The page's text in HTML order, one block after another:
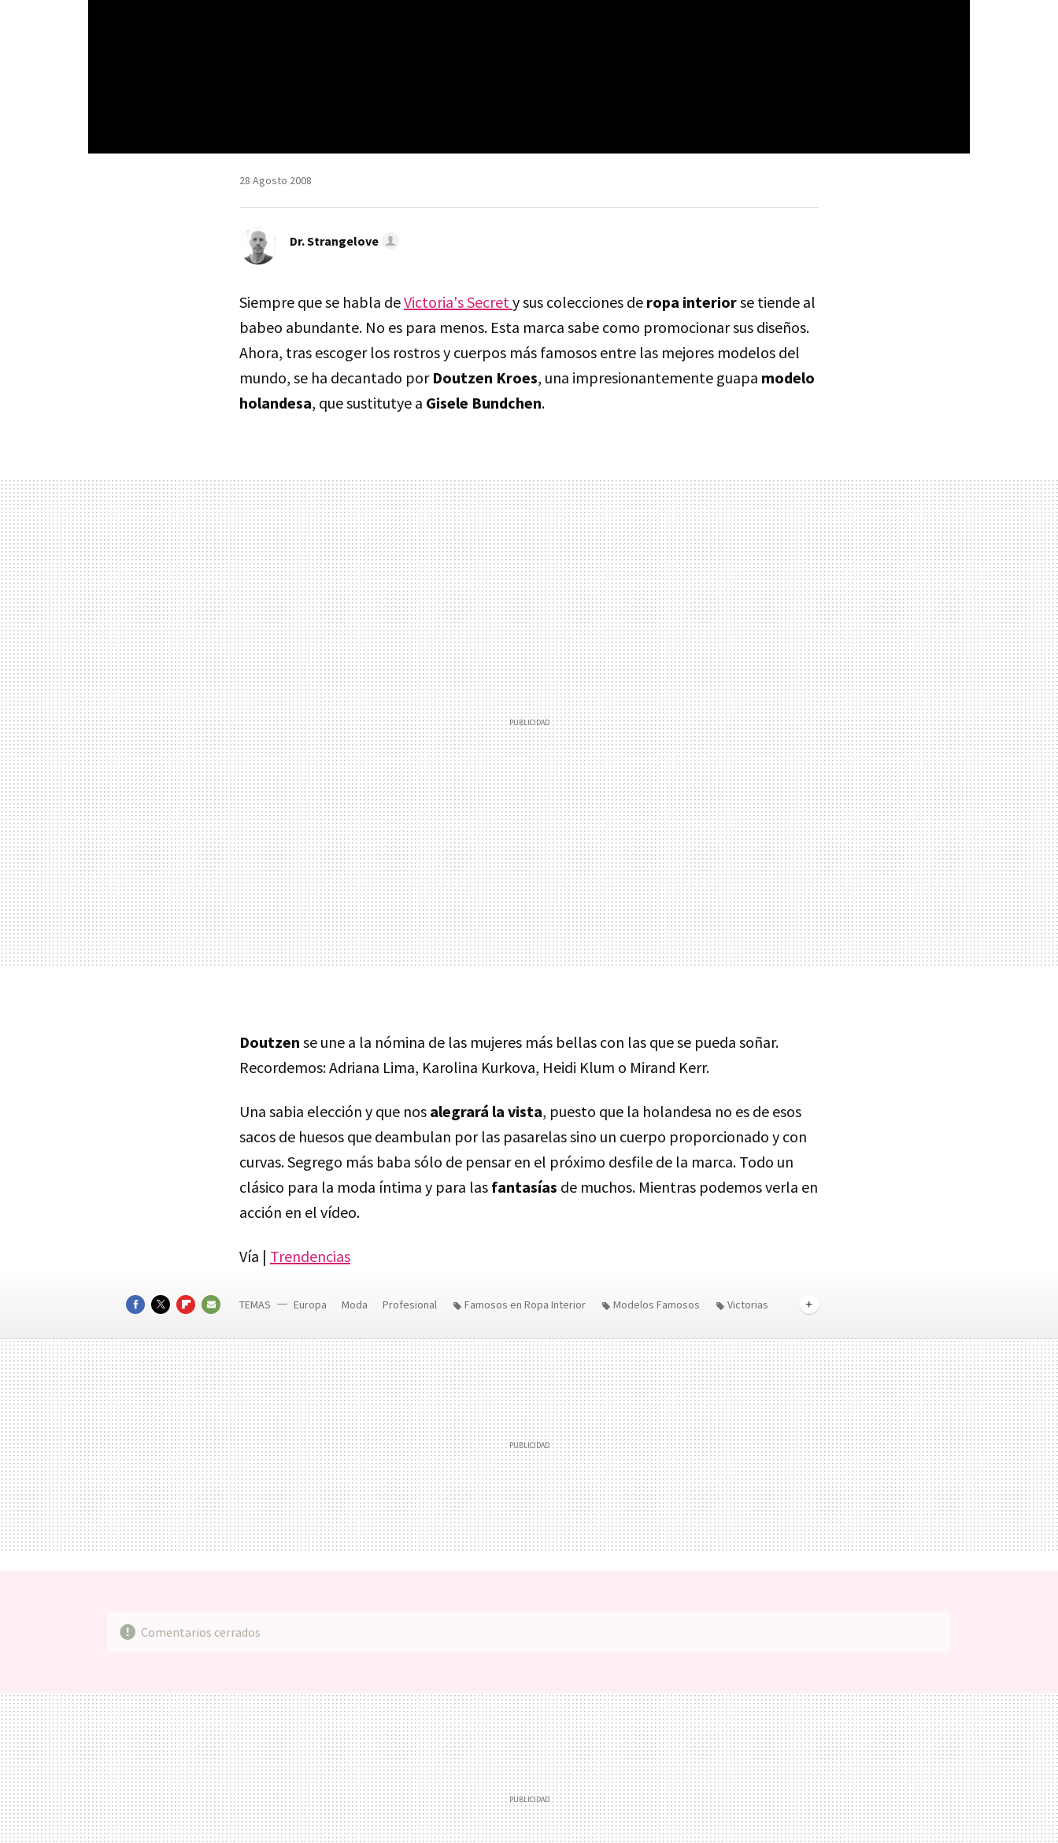
28 Agosto 2008
Dr. Strangelove
Siempre que se habla deVictoria's Secrety sus colecciones de ropa interiorse tiende al
babeo abundante. No es para menos. Esta marca sabe como promocionar sus diseños.
Ahora, tras escoger los rostros y cuerpos más famosos entre las mejores modelos del
mundo, se ha decantado por Doutzen Kroes, una impresionantemente guapa modelo
holandesa, que sustitutye a Gisele Bundchen.
Doutzen se une a la nómina de las mujeres más bellas con las que se pueda soñar.
Recordemos: Adriana Lima, Karolina Kurkova, Heidi Klum o Mirand Kerr.
Una sabia elección y que nos alegrará la vista, puesto que la holandesa no es de esos
sacos de huesos que deambulan por las pasarelas sino un cuerpo proporcionado y con
curvas. Segrego más baba sólo de pensar en el próximo desfile de la marca. Todo un
clásico para la moda íntima y para las fantasías de muchos. Mientras podemos verla en
acción en el vídeo.
Vía | Trendencias
MAIL
TEMAS Europa Moda Profesional Famosos en Ropa Interior Modelos Famosos
Victorias
Comentarios cerrados